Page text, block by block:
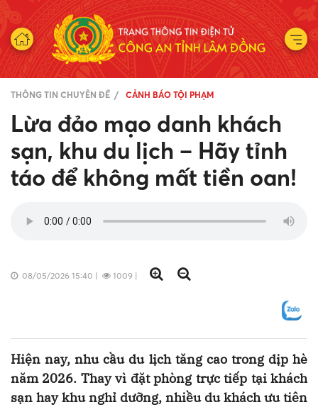
THÔNG TIN CHUYÊN ĐỀ CẢNH BÁO TỘI PHẠM
Lừa đảo mạo danh khách
sạn, khu du lịch – Hãy tỉnh
táo để không mất tiền oan!
08/05/2026 15:40 | 1009 |
Hiện nay, nhu cầu du lịch tăng cao trong dịp hè
năm 2026. Thay vì đặt phòng trực tiếp tại khách
sạn hay khu nghỉ dưỡng, nhiều du khách ưu tiên